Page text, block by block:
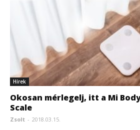
Hírek
Okosan mérlegelj, itt a Mi
Scale
Zsolt - 2018.03.15.